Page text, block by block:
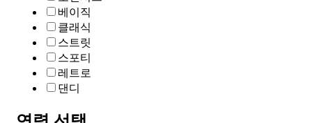
베이직
클래식
스트릿
스포티
레트로
댄디